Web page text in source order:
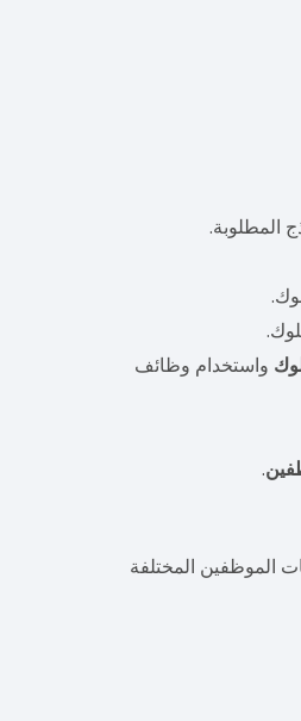
المطلوبة.
واستخدام وظائف
.
الموظفين المختلفة